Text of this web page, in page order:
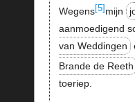
Wegens[5] mijn
aanmoedigend
van Weddingen
Brande de Reeth
toeriep.